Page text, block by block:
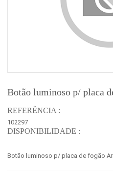
Botão luminoso p/ placa
REFERÊNCIA :
102297
DISPONIBILIDADE :
Botão luminoso p/ placa de fogão